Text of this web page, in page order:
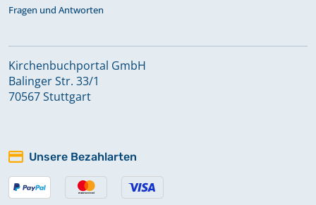
Fragen und Antworten
Kirchenbuchportal GmbH
Balinger Str. 33/1
70567 Stuttgart
Unsere Bezahlarten